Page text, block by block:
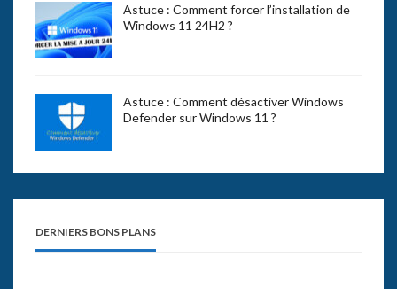
Astuce : Comment forcer l’installation de
Windows 11 24H2 ?
Astuce : Comment désactiver Windows
Defender sur Windows 11 ?
DERNIERS BONS PLANS